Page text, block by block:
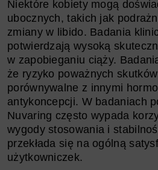
Niektóre kobiety mogą
ubocznych, takich jak
zmiany w libido. Badania
potwierdzają wysoką
w zapobieganiu ciąży.
że ryzyko poważnych
porównywalne z innymi
antykoncepcji. W badaniach
Nuvaring często wypada
wygody stosowania i
przekłada się na ogólną
użytkowniczek.